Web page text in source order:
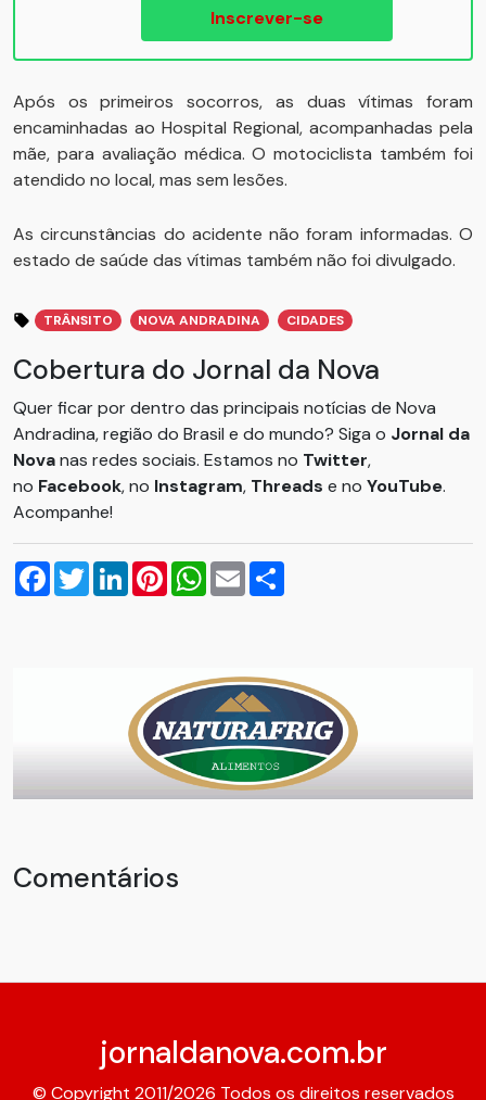
Inscrever-se
Após os primeiros socorros, as duas vítimas foram
encaminhadas ao Hospital Regional, acompanhadas pela
mãe, para avaliação médica. O motociclista também foi
atendido no local, mas sem lesões.
As circunstâncias do acidente não foram informadas. O
estado de saúde das vítimas também não foi divulgado.
TRÂNSITO NOVA ANDRADINA CIDADES
Cobertura do Jornal da Nova
Quer ficar por dentro das principais notícias de Nova
Andradina, região do Brasil e do mundo? Siga o Jornal da
Novanas redes sociais. Estamos no Twitter,
no Facebook, no Instagram, Threads e no YouTube.
Acompanhe!
Facebook
TwitterLinkedInPinterestWhatsApp
Email
Comentários
jornaldanova.com.br
© Copyright 2011/2026 Todos os direitos reservados